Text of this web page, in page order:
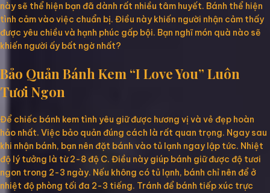
này sẽ thể hiện bạn đã dành rất nhiều tâm huyết. Bánh thể hiện
tình cảm vào việc chuẩn bị. Điều này khiến người nhận cảm thấy
được yêu chiều và hạnh phúc gấp bội. Bạn nghĩ món quà nào sẽ
khiến người ấy bất ngờ nhất?
Bảo Quản Bánh Kem “I Love You” Luôn
Tươi Ngon
Để chiếc bánh kem tình yêu giữ được hương vị và vẻ đẹp hoàn
hảo nhất. Việc bảo quản đúng cách là rất quan trọng. Ngay sau
khi nhận bánh, bạn nên đặt bánh vào tủ lạnh ngay lập tức. Nhiệt
độ lý tưởng là từ 2-8 độ C. Điều này giúp bánh giữ được độ tươi
ngon trong 2-3 ngày. Nếu không có tủ lạnh, bánh chỉ nên để ở
nhiệt độ phòng tối đa 2-3 tiếng. Tránh để bánh tiếp xúc trực